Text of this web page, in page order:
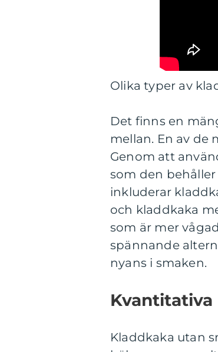
Olika typer av
Det finns en
mellan. En av de
Genom att
som den
inkluderar
och kladdkaka
som är mer
spännande
nyans i smaken.
Kladdkaka utan